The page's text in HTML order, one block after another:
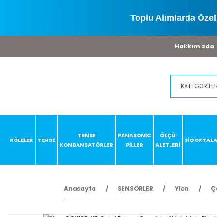
Toplu Alımlarda
Hakkımızda
RÖLELER TENSE
TENSE
KONDANSATÖRLER
PANASONİC
PİLLER
ÖLÇÜ
ALETLERİ
Anasayfa SENSÖRLER Ylcn